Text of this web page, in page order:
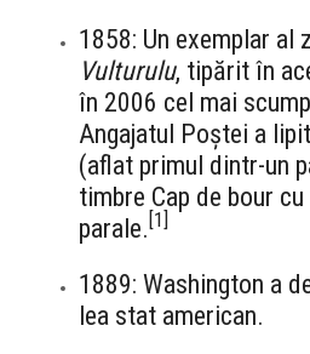
1858: Un exemplar al
Vulturulu, tipărit în
în 2006 cel mai
Angajatul Poștei a
(aflat primul dintr-un
timbre Cap de bour
parale. 1
1889: Washington a
lea stat american.